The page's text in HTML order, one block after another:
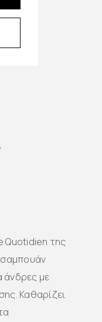
Quotidien της
σαμπουάν
άνδρες με
Καθαρίζει